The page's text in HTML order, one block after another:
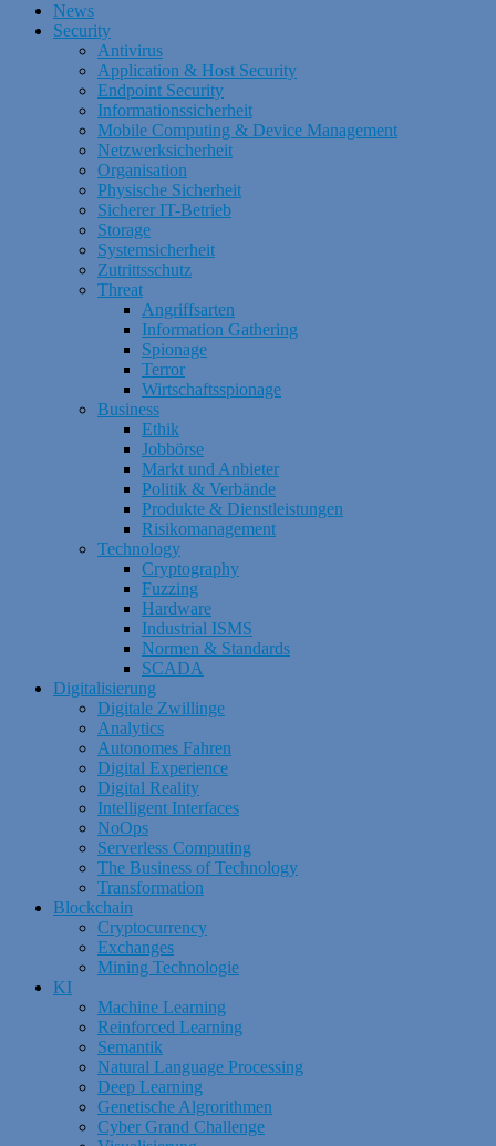
News
Security
Antivirus
Application & Host Security
Endpoint Security
Informationssicherheit
Mobile Computing & Device Management
Netzwerksicherheit
Organisation
Physische Sicherheit
Sicherer IT-Betrieb
Storage
Systemsicherheit
Zutrittsschutz
Threat
Angriffsarten
Information Gathering
Spionage
Terror
Wirtschaftsspionage
Business
Ethik
Jobbörse
Markt und Anbieter
Politik & Verbände
Produkte & Dienstleistungen
Risikomanagement
Technology
Cryptography
Fuzzing
Hardware
Industrial ISMS
Normen & Standards
SCADA
Digitalisierung
Digitale Zwillinge
Analytics
Autonomes Fahren
Digital Experience
Digital Reality
Intelligent Interfaces
NoOps
Serverless Computing
The Business of Technology
Transformation
Blockchain
Cryptocurrency
Exchanges
Mining Technologie
KI
Machine Learning
Reinforced Learning
Semantik
Natural Language Processing
Deep Learning
Genetische Algrorithmen
Cyber Grand Challenge